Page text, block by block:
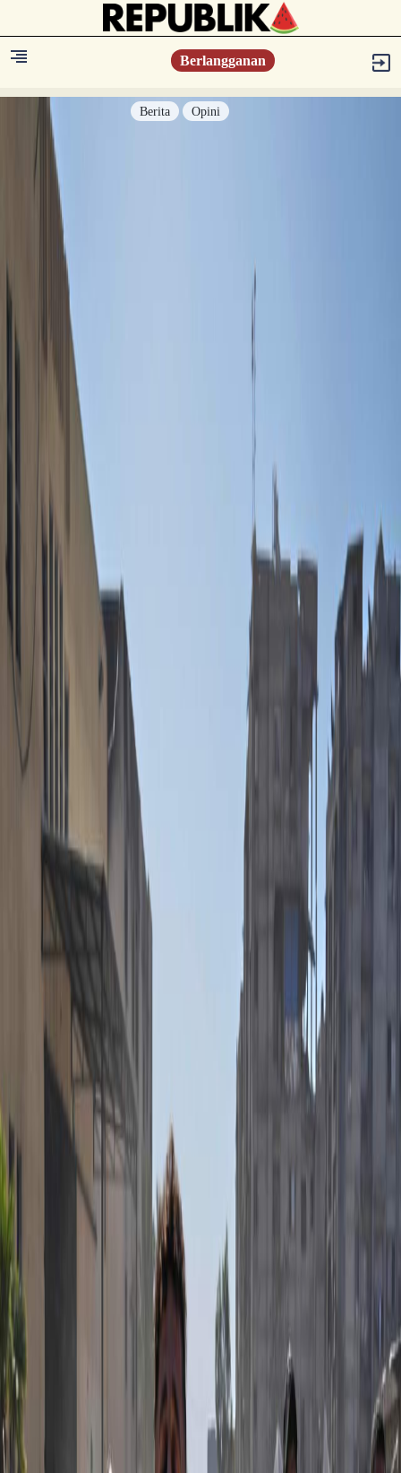
Berlangganan
Berita Opini
Berita
Islam Digest
Hikmah
Opini
Konsultasi Syariah
Resonansi
Sejarah
Lensa
Iqtishodia
Sastra
Literasi Umat